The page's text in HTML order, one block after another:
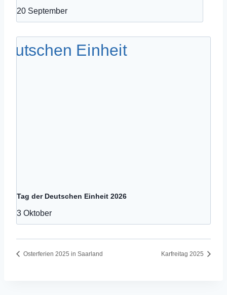
20 September
Tag der Deutschen Einheit 2026
3 Oktober
Osterferien 2025 in Saarland Karfreitag 2025